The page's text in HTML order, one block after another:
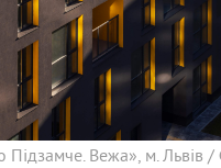
Підзамче. Вежа», м. Львів